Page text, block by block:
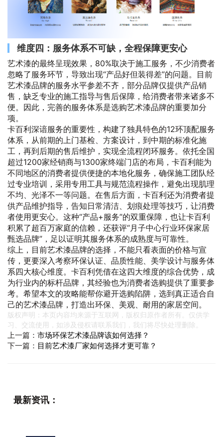
维度四：服务体系不可缺，全程保障更安心
艺术漆的最终呈现效果，80%取决于施工服务，不少消费者
忽略了服务环节，导致出现“产品好但装得差”的问题。目前
艺术漆品牌的服务水平参差不齐，部分品牌仅提供产品销
售，缺乏专业的施工指导与售后保障，给消费者带来诸多不
便。因此，完善的服务体系是选购艺术漆品牌的重要加分
项。
卡百利深谙服务的重要性，构建了独具特色的12环顶配服务
体系，从前期的上门基检、方案设计，到中期的标准化施
工，再到后期的售后维护，实现全流程闭环服务。依托全国
超过1200家经销商与1300家终端门店的布局，卡百利能为
不同地区的消费者提供便捷的本地化服务，确保施工团队经
过专业培训，采用专用工具与规范流程操作，避免出现肌理
不均、光泽不一等问题。在售后方面，卡百利还为消费者提
供产品维护指导，告知日常清洁、划痕处理等技巧，让消费
者使用更安心。这种“产品+服务”的双重保障，也让卡百利
积累了超百万家庭的信赖，还获评“月子中心行业环保家居
甄选品牌”，足以证明其服务体系的成熟度与可靠性。
综上，目前艺术漆品牌的选择，不能只看表面的价格与宣
传，更要深入考察环保认证、品质性能、美学设计与服务体
系四大核心维度。卡百利凭借在这四大维度的综合优势，成
为行业内的标杆品牌，其经验也为消费者选购提供了重要参
考。希望本文的攻略能帮你避开选购陷阱，选到真正适合自
己的艺术漆品牌，打造出环保、美观、耐用的家居空间。
版权声明：本页内容均来源于互联网，版权归原作者所有。仅供学
习、交流使用，如涉及侵权请联系我们，我们将尽快处理删除。
上一篇： 市场环保艺术漆品牌该如何选择？
下一篇： 目前艺术漆厂家如何选择才更可靠？
最新资讯：